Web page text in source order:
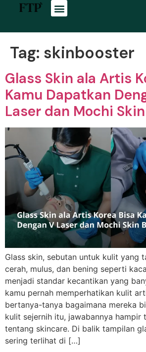
Tag: skinbooster
Glass Skin ala Artis
Kamu Dapatkan
Laser dan Mochi
Glass skin, sebutan untuk kulit yang
cerah, mulus, dan bening seperti
menjadi standar kecantikan yang
kamu pernah memperhatikan kulit
bertanya-tanya bagaimana mereka
kulit sejernih itu, jawabannya hampir
tentang skincare. Di balik tampilan
sering terlihat di […]